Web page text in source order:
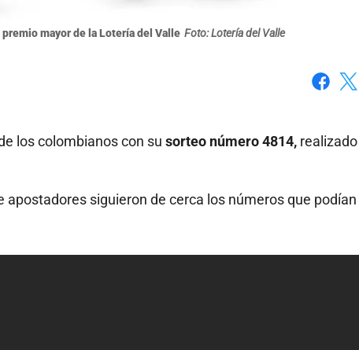
mayor de la Lotería del Valle Foto: Lotería del Valle
los colombianos con su sorteo número 4814,
apostadores siguieron de cerca los números que podían